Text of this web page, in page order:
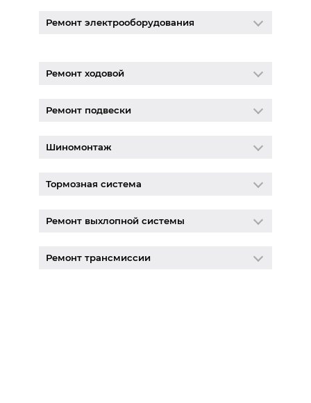
Ремонт электрооборудования
Ремонт ходовой
Ремонт подвески
Шиномонтаж
Тормозная система
Ремонт выхлопной системы
Ремонт трансмиссии